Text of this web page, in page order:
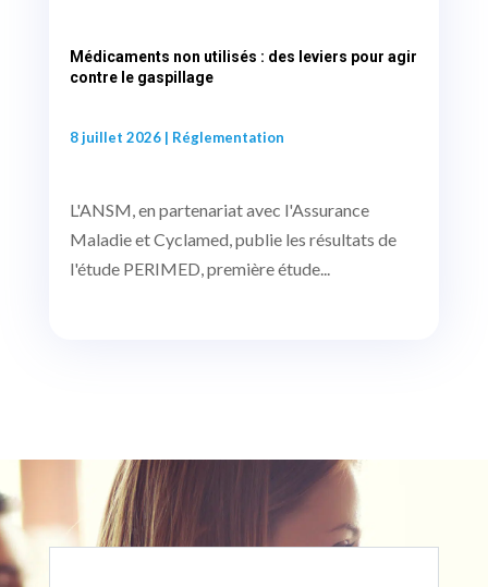
Médicaments non utilisés : des leviers pour agir
contre le gaspillage
8 juillet 2026| Réglementation
L'ANSM, en partenariat avec l'Assurance
Maladie et Cyclamed, publie les résultats de
l'étude PERIMED, première étude...